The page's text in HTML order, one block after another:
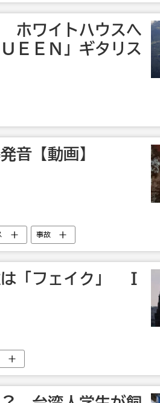
ホワイトハウスへ
ＥＥＮ」ギタリス
音【動画】
事故
「フェイク」 Ｉ